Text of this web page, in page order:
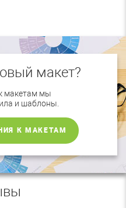
макет?
макетам мы
и шаблоны.
К МАКЕТАМ